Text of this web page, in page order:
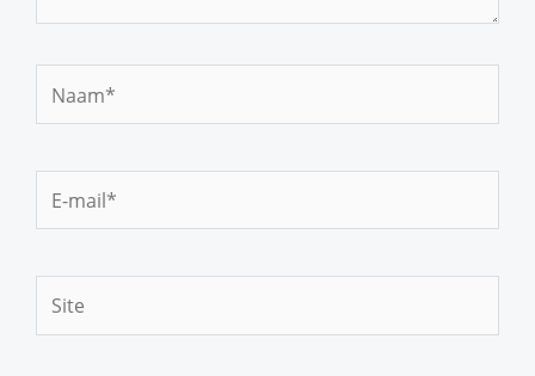
mail*
Site